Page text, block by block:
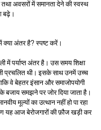
तथा अवसरों में समानता देने की स्वस्थ
बढ़े।
में क्या अंतर है? स्पष्ट करें।
में पर्याप्त अंतर है। उस समय शिक्षा
प्रचलित थी। इसके साथ उनमें उच्च
वे बेहतर इंसान और समाजोपयोगी
बजाय समझने पर जोर दिया जाता है।
मूल्यों का उत्थान नहीं हो पा रहा
यह आज बेरोजगारों की फ़ौज खड़ी कर